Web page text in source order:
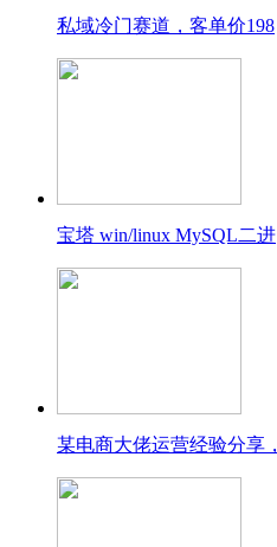
私域冷门赛道，客单价198
宝塔 win/linux MySQL二进
某电商大佬运营经验分享，